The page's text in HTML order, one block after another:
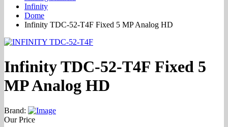
Infinity
Dome
Infinity TDC-52-T4F Fixed 5 MP Analog HD
Infinity TDC-52-T4F Fixed 5
MP Analog HD
Brand:
Our Price